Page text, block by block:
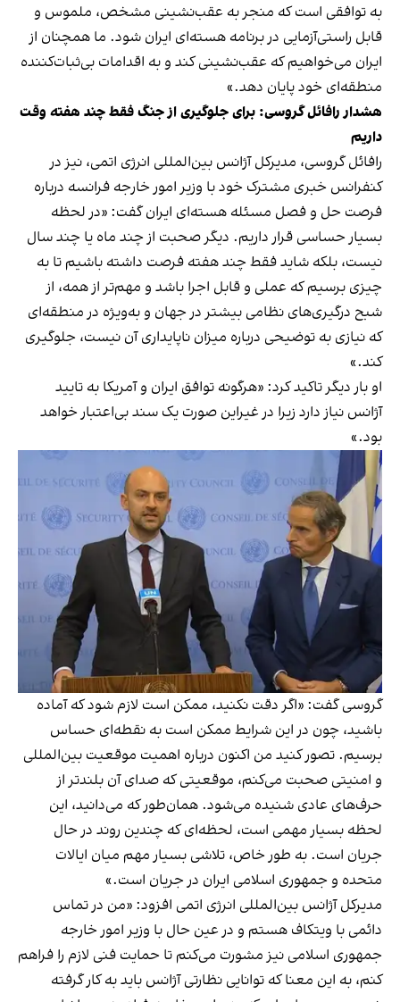
به توافقی است که منجر به عقب‌نشینی مشخص، ملموس و
قابل راستی‌آزمایی در برنامه هسته‌ای ایران شود. ما همچنان از
ایران می‌خواهیم که عقب‌نشینی کند و به اقدامات بی‌ثبات‌کننده
منطقه‌ای خود پایان دهد.»
هشدار رافائل گروسی: برای جلوگیری از ⁧‫جنگ‬⁩ فقط چند هفته وقت
داریم
‏رافائل گروسی، مدیرکل آژانس بین‌المللی انرژی اتمی، نیز در
کنفرانس خبری مشترک خود با وزیر امور خارجه فرانسه درباره
فرصت حل و فصل مسئله هسته‌ای ایران گفت: «در لحظه
بسیار حساسی قرار داریم. دیگر صحبت از چند ماه یا چند سال‌
نیست، بلکه شاید فقط چند هفته فرصت داشته باشیم تا به
چیزی برسیم که عملی و قابل اجرا باشد و مهم‌تر از همه، از
شبح درگیری‌های نظامی بیشتر در جهان و به‌ویژه در منطقه‌ای
که نیازی به توضیحی درباره میزان ناپایداری آن نیست، جلوگیری
کند.»
او بار دیگر تاکید کرد: «هرگونه توافق ایران و‌ ⁧آمریکا‬⁩ به تایید
آژانس نیاز دارد زیرا در غیراین صورت یک سند بی‌اعتبار خواهد
بود.»
گروسی گفت: «اگر دقت نکنید، ممکن است لازم شود که آماده
باشید، چون در این شرایط ممکن است به نقطه‌ای حساس
برسیم. تصور کنید من اکنون درباره اهمیت موقعیت بین‌المللی
و امنیتی صحبت می‌کنم، موقعیتی که صدای آن بلندتر از
حرف‌های عادی شنیده می‌شود. همان‌طور که می‌دانید، این
لحظه بسیار مهمی است، لحظه‌ای که چندین روند در حال
جریان است. به طور خاص، تلاشی بسیار مهم میان ایالات
متحده و جمهوری اسلامی ایران در جریان است.»
مدیرکل آژانس بین‌المللی انرژی اتمی افزود: «من در تماس
دائمی با ویتکاف هستم و در عین حال با وزیر امور خارجه
جمهوری اسلامی نیز مشورت می‌کنم تا حمایت فنی لازم را فراهم
کنم، به این معنا که توانایی نظارتی آژانس باید به کار گرفته